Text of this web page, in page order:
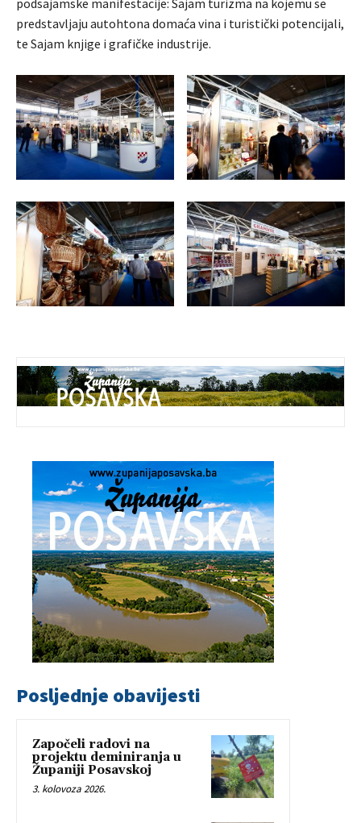
predstavljaju autohtona domaća vina i turistički potencijali,
te Sajam knjige i grafičke industrije.
Posljednje obavijesti
Započeli radovi na
projektu deminiranja u
Županiji Posavskoj
3. kolovoza 2026.